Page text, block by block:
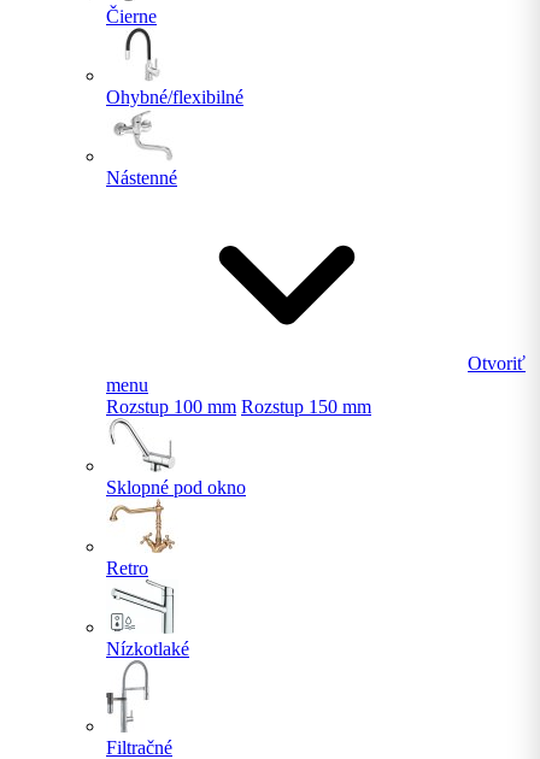
Čierne
Ohybné/flexibilné
Nástenné
Otvoriť
menu
Rozstup 100 mm Rozstup 150 mm
Sklopné pod okno
Retro
Nízkotlaké
Filtračné